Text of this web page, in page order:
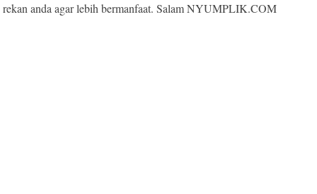
rekan anda agar lebih bermanfaat. Salam NYUMPLIK.COM